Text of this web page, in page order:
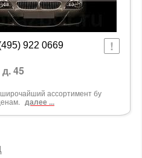
922 0669
45
ассортимент бу
далее ...